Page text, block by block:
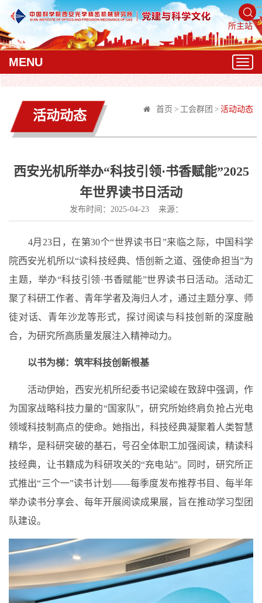
所主站
MENU
T
o
g
l
v
o
n
活动动态 首页 > 工会群团 > 活动动态
西安光机所举办“科技引领·书香赋能”2025
年世界读书日活动
发布时间：2025-04-23 来源：
4月23日，在第30个“世界读书日”来临之际，中国科学
院西安光机所以“读科技经典、悟创新之道、强使命担当”为
主题，举办“科技引领·书香赋能”世界读书日活动。活动汇
聚了科研工作者、青年学者及海归人才，通过主题分享、师
徒对话、青年沙龙等形式，探讨阅读与科技创新的深度融
合，为研究所高质量发展注入精神动力。
以书为梯：筑牢科技创新根基
活动伊始，西安光机所纪委书记梁峻在致辞中强调，作
为国家战略科技力量的“国家队”，研究所始终肩负抢占光电
领域科技制高点的使命。她指出，科技经典凝聚着人类智慧
精华，是科研突破的基石，号召全体职工加强阅读，精读科
技经典，让书籍成为科研攻关的“充电站”。同时，研究所正
式推出“三个一”读书计划——每季度发布推荐书目、每半年
举办读书分享会、每年开展阅读成果展，旨在推动学习型团
队建设。